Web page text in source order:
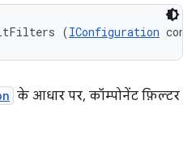
(IConfiguration
के आधार पर, कॉम्पोनेंट फ़िल्टर